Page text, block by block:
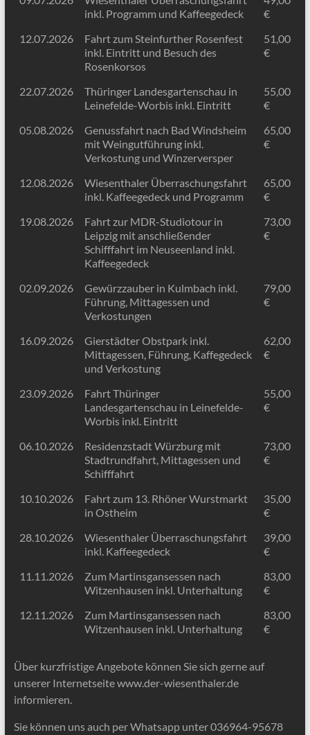
inkl. Programm und Kaffeegedeck
€
12.07.2026
Fahrt zum Steinfurther Rosenfest
inkl. Eintritt und Besuch des
Rosenkorsos
51,00
€
22.07.2026
Thüringer Landesgartenschau in
Leinefelde-Worbis inkl. Eintritt
55,00
€
05.08.2026
Genussfahrt nach Bad Windsheim
mit Weingutführung inkl.
Verkostung und Winzerversper
65,00
€
12.08.2026
Wiesenthaler Überraschungsfahrt
inkl. Kaffeegedeck und Programm
65,00
€
19.08.2026
Fahrt zur MDR-Studiotour in
Leipzig mit anschließender
Schifffahrt im Neuseenland inkl.
Kaffeegedeck
73,00
€
02.09.2026
Gewürzzauber in Kulmbach inkl.
Führung, Mittagessen und
Verkostungen
79,00
€
16.09.2026
Gierstädter Obstpark inkl.
Mittagessen, Führung, Kaffegedeck
und Verkostung
62,00
€
23.09.2026
Fahrt Thüringer
Landesgartenschau in Leinefelde-
Worbis inkl. Eintritt
55,00
€
06.10.2026
Residenzstadt Würzburg mit
Stadtrundfahrt, Mittagessen und
Schifffahrt
73,00
€
10.10.2026
Fahrt zum 13. Rhöner Wurstmarkt
in Ostheim
35,00
€
28.10.2026
Wiesenthaler Überraschungsfahrt
inkl. Kaffeegedeck
39,00
€
11.11.2026
Zum Martinsgansessen nach
Witzenhausen inkl. Unterhaltung
83,00
€
12.11.2026
Zum Martinsgansessen nach
Witzenhausen inkl. Unterhaltung
83,00
€
Über kurzfristige Angebote können Sie sich gerne auf
unserer Internetseite www.der-wiesenthaler.de
informieren.
Sie können uns auch per Whatsapp unter 036964-95678